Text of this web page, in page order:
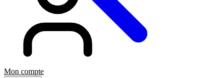
Mon compte